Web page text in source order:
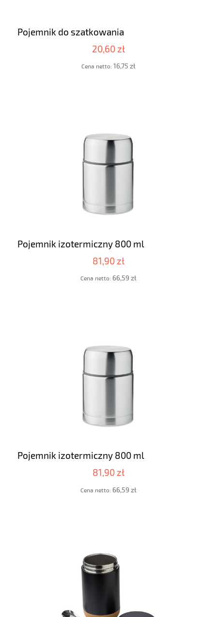
Pojemnik do szatkowania
20,60 zł
Cena netto: 16,75 zł
Pojemnik izotermiczny 800 ml
81,90 zł
Cena netto: 66,59 zł
Pojemnik izotermiczny 800 ml
81,90 zł
Cena netto: 66,59 zł